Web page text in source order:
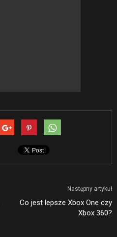
Następny artykuł
Co jest lepsze Xbox One czy
Xbox 360?